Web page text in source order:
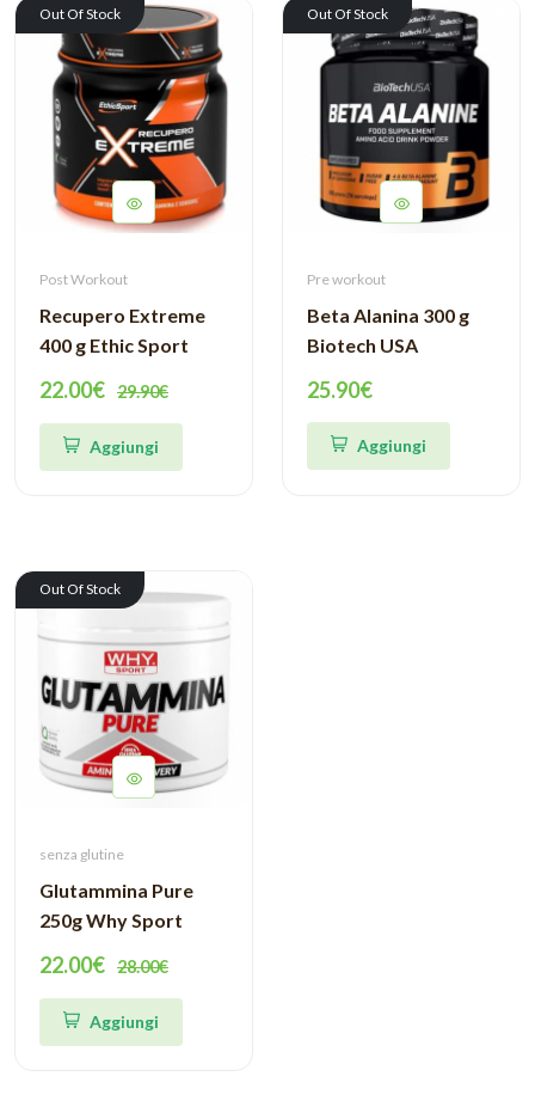
Out Of Stock
Post Workout
Recupero Extreme
400 g Ethic Sport
22.00€ 29.90€
Aggiungi
Out Of Stock
Pre workout
Beta Alanina 300 g
Biotech USA
25.90€
Aggiungi
Out Of Stock
senza glutine
Glutammina Pure
250g Why Sport
22.00€ 28.00€
Aggiungi